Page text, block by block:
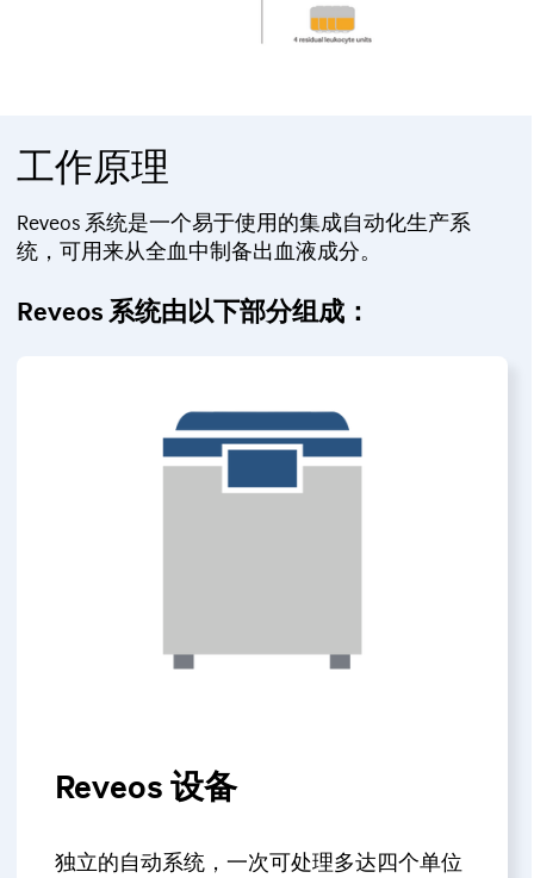
工作原理
Reveos 系统是一个易于使用的集成自动化生产系
统，可用来从全血中制备出血液成分。
Reveos 系统由以下部分组成：
Reveos 设备
独立的自动系统，一次可处理多达四个单位